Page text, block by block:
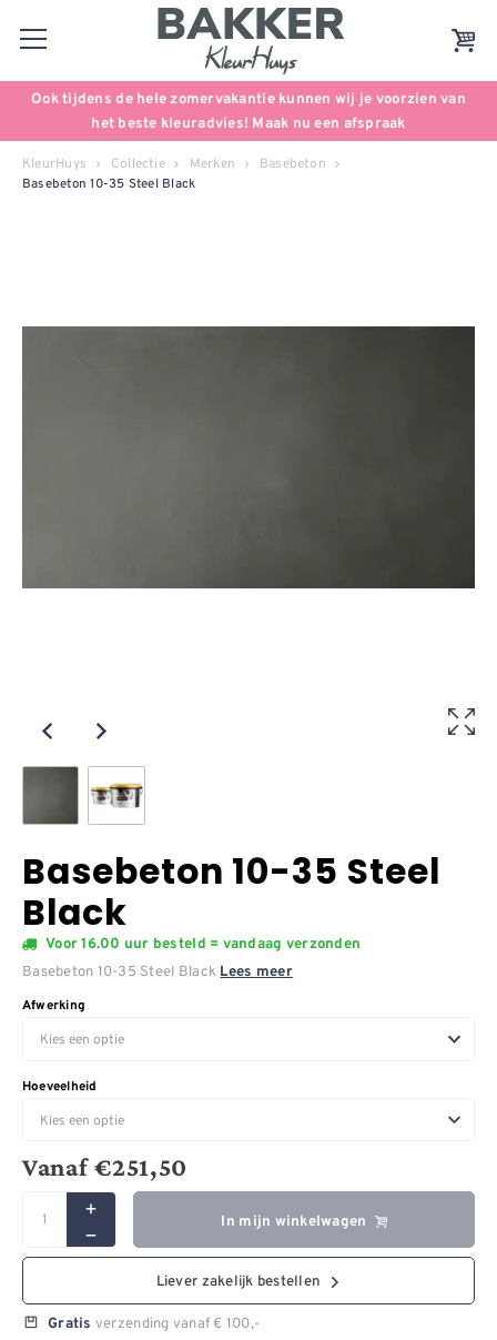
Ook tijdens de hele zomervakantie kunnen wij je voorzien van
het beste kleuradvies! Maak nu een afspraak
KleurHuys Collectie Merken Basebeton
Basebeton 10-35 Steel Black
Basebeton 10-35 Steel
Black
Voor 16.00 uur besteld = vandaag verzonden
Basebeton 10-35 Steel Black Lees meer
Afwerking
Hoeveelheid
Vanaf€251,50
In mijn winkelwagen
Liever zakelijk bestellen
Gratis verzending vanaf € 100,-